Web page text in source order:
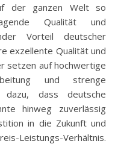
der ganzen Welt so
Qualität und
Vorteil deutscher
exzellente Qualität und
setzen auf hochwertige
und strenge
dazu, dass deutsche
hinweg zuverlässig
in die Zukunft und
Leistungs-Verhältnis.